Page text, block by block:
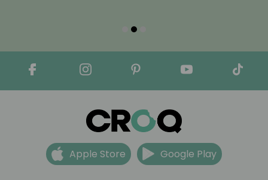
Apple Store Google Play